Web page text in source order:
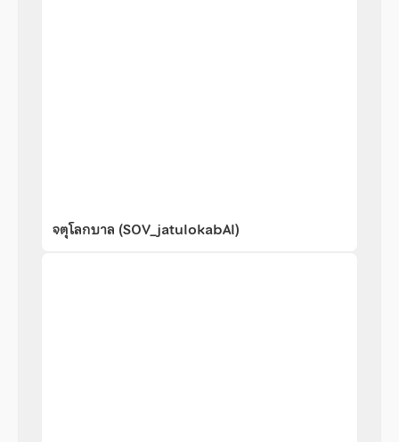
จตุโลกบาล (SOV_jatulokabAl)